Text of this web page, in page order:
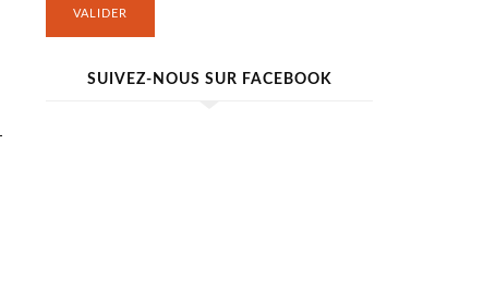
VALIDER
SUIVEZ-NOUS SUR FACEBOOK